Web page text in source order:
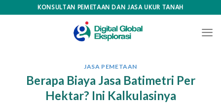
KONSULTAN PEMETAAN DAN JASA UKUR TANAH
JASA PEMETAAN
Berapa Biaya Jasa Batimetri Per
Hektar? Ini Kalkulasinya